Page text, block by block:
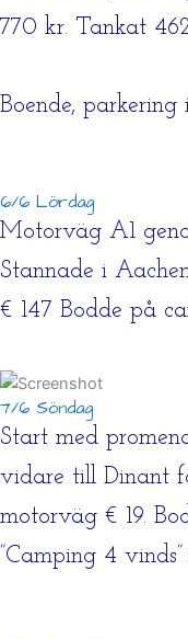
770 kr. Tankat
Boende,
6/6 Lördag
Motorväg A1
Stannade i
€ 147 Bodde på
7/6 Söndag
Start med
vidare till Dinant
motorväg € 19.
”Camping 4 vinds”